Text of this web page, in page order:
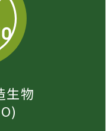
生物